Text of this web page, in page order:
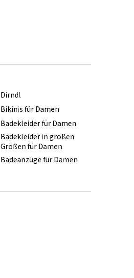
Dirndl
Bikinis für Damen
Badekleider für Damen
Badekleider in großen
Größen für Damen
Badeanzüge für Damen